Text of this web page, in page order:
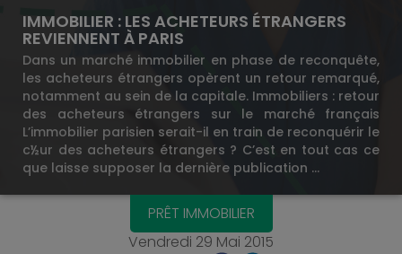
IMMOBILIER : LES ACHETEURS ÉTRANGERS
REVIENNENT À PARIS
Dans un marché immobilier en phase de reconquête,
les acheteurs étrangers opèrent un retour remarqué,
notamment au sein de la capitale. Immobiliers : retour
des acheteurs étrangers sur le marché français
L’immobilier parisien serait-il en train de reconquérir le
c½ur des acheteurs étrangers ? C’est en tout cas ce
que laisse supposer la dernière publication …
PRÊT IMMOBILIER
Vendredi 29 Mai 2015